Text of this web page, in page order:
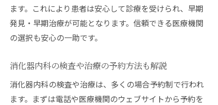
ます。これにより患者は安心して診療を受けられ、早期
発見・早期治療が可能となります。信頼できる医療機関
の選択も安心の一助です。
消化器内科の検査や治療の予約方法も解説
消化器内科の検査や治療は、多くの場合予約制で行われ
ます。まずは電話や医療機関のウェブサイトから予約を